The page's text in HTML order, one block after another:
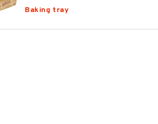
Baking tray